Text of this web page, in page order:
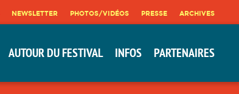
NEWSLETTER PHOTOS/VIDÉOS PRESSE ARCHIVES
AUTOUR DU FESTIVAL INFOS PARTENAIRES